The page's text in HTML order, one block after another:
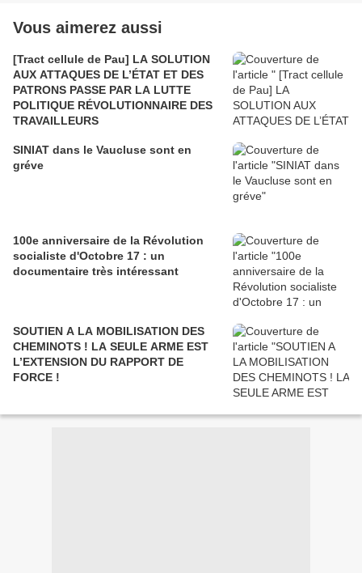
Vous aimerez aussi
[Tract cellule de Pau] LA SOLUTION
AUX ATTAQUES DE L’ÉTAT ET DES
PATRONS PASSE PAR LA LUTTE
POLITIQUE RÉVOLUTIONNAIRE DES
TRAVAILLEURS
SINIAT dans le Vaucluse sont en
gréve
100e anniversaire de la Révolution
socialiste d'Octobre 17 : un
documentaire très intéressant
SOUTIEN A LA MOBILISATION DES
CHEMINOTS ! LA SEULE ARME EST
L’EXTENSION DU RAPPORT DE
FORCE !